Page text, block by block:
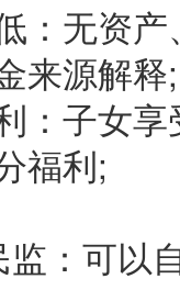
：无资产
来源解释;
：子女享
福利;
监：可以